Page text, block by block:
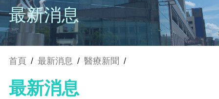
最新消息
首頁 / 最新消息 / 醫療新聞 /
最新消息